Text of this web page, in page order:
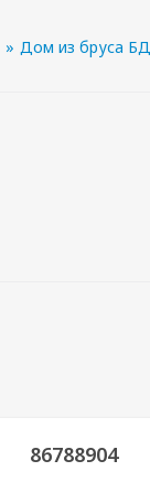
» Дом из бруса
86788904